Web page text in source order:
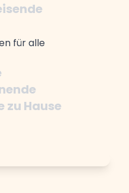
für alle
zu Hause